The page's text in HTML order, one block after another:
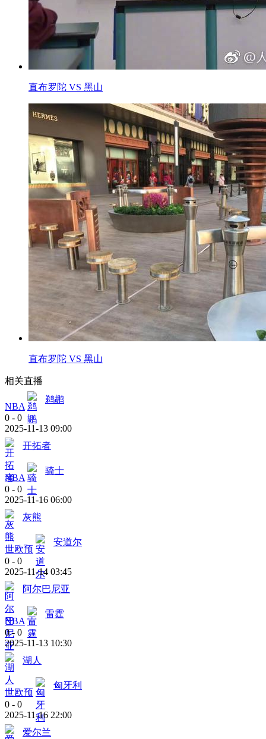
直布罗陀 VS 黑山
直布罗陀 VS 黑山
相关直播
NBA
鹈鹕
0 - 0
2025-11-13 09:00
开拓者
NBA
骑士
0 - 0
2025-11-16 06:00
灰熊
世欧预
安道尔
0 - 0
2025-11-14 03:45
阿尔巴尼亚
NBA
雷霆
0 - 0
2025-11-13 10:30
湖人
世欧预
匈牙利
0 - 0
2025-11-16 22:00
爱尔兰